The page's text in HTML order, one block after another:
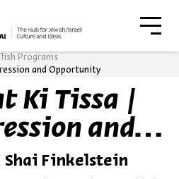
Programs
and Opportunity
Ki Tissa |
and
Shai Finkelstein
the know about
programs!